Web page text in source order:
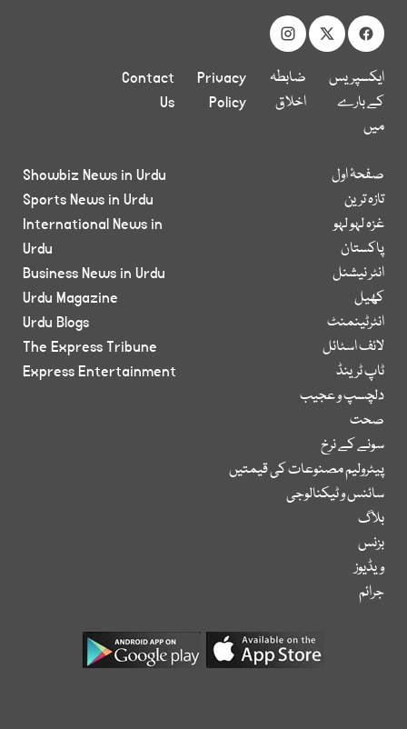
ایکسپریس
کے بارے
میں
ضابطہ
اخلاق
Privacy
Policy
Contact
Us
صفحۂ اول
تازہ ترین
غزہ لہو لہو
پاکستان
انٹر نیشنل
کھیل
انٹرٹینمنٹ
لائف اسٹائل
ٹاپ ٹرینڈ
دلچسپ و عجیب
صحت
سونے کے نرخ
پیٹرولیم مصنوعات کی قیمتیں
سائنس و ٹیکنالوجی
بلاگ
بزنس
ویڈیوز
جرائم
Showbiz News in Urdu
Sports News in Urdu
International News in
Urdu
Business News in Urdu
Urdu Magazine
Urdu Blogs
The Express Tribune
Express Entertainment